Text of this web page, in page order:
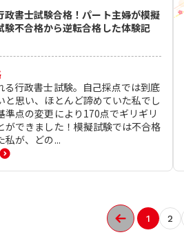
政書士試験合格！パート主婦が模擬
験不合格から逆転合格した体験記
る行政書士試験。自己採点では到底
と思い、ほとんど諦めていた私でし
準点の変更により170点でギリギリ
ができました！模擬試験では不合格
私が、どの...
1 2